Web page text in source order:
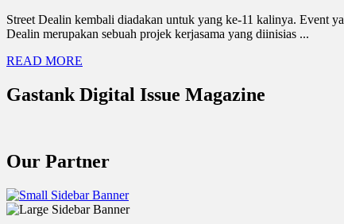
Street Dealin kembali diadakan untuk yang ke-11 kalinya. Event
Dealin merupakan sebuah projek kerjasama yang diinisias ...
READ MORE
Gastank Digital Issue Magazine
Our Partner